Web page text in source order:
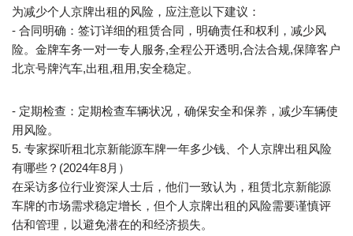
为减少个人京牌出租的风险，应注意以下建议：
- 合同明确：签订详细的租赁合同，明确责任和权利，减少风
险。金牌车务一对一专人服务,全程公开透明,合法合规,保障客户
北京号牌汽车,出租,租用,安全稳定。
- 定期检查：定期检查车辆状况，确保安全和保养，减少车辆使
用风险。
5. 专家探听租北京新能源车牌一年多少钱、个人京牌出租风险
有哪些？(2024年8月）
在采访多位行业资深人士后，他们一致认为，租赁北京新能源
车牌的市场需求稳定增长，但个人京牌出租的风险需要谨慎评
估和管理，以避免潜在的和经济损失。